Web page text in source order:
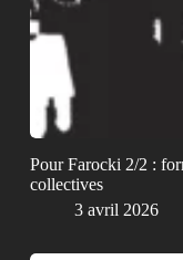
Pour Farocki 2/2 :
collectives
3 avril 2026